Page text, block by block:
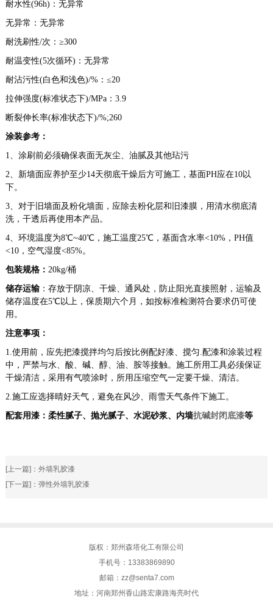
耐水性(96h)：无异常
无异常：无异常
耐洗刷性/次：≥300
耐温变性(5次循环)：无异常
耐沾污性(白色和浅色)/%：≤20
拉伸强度(标准状态下)/MPa：3.9
断裂伸长率(标准状态下)/%;260
涂装参考：
1、涂刷前必须确保表面无灰尘、油腻及其他玷污
2、新墙面应养护至少14天彻底干燥后方可施工，基面PH应在10以
下。
3、对于旧墙面及粉化墙面，应除去粉化层和旧漆膜，用清水彻底清
洗，干透后再使用本产品。
4、环境温度为8℃~40℃，施工温度25℃，基面含水率<10%，PH值
<10，空气湿度<85%。
包装规格： 20kg/桶
储存运输：存放于阴凉、干燥、通风处，防止阳光直接照射，运输及
储存温度在5℃以上，保质期六个月，如按标准检测符合要求仍可使
用。
注意事项：
1.使用前，应先把漆搅拌均匀后按比例配好漆、搅匀.配漆和涂装过程
中，严禁与水、酸、碱、醇、油、胺等接触。施工所用工具必须保证
干燥清洁，采用有气喷涂时，所用压缩空气一定要干燥、清洁。
2.施工应选择晴好天气，避免在风沙、雨雪天气条件下施工。
配套用漆：柔性腻子、抛光腻子、水泥砂浆、内墙抗碱封闭底漆等
[上一篇]： 外墙乳胶漆
[下一篇]： 弹性外墙乳胶漆
版权：郑州森塔化工有限公司
手机号：13383869890
邮箱：zz@senta7.com
地址：河南郑州香山路宏康路海亮时代